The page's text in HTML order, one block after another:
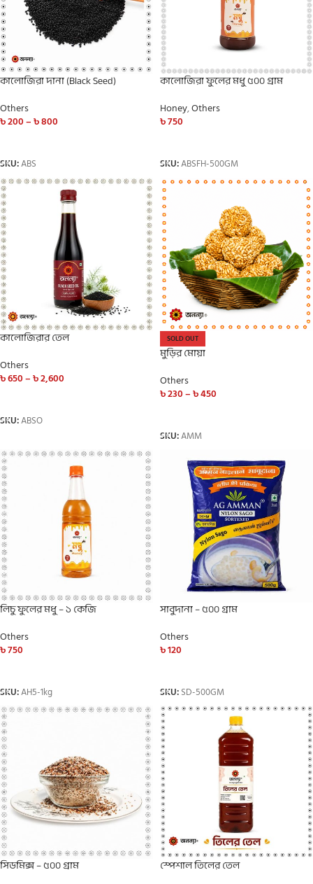
কালোজিরা দানা (Black Seed)
Others
৳200–৳800
SKU:ABS
কালোজিরা ফুলের মধু ৫০০ গ্রাম
Honey,Others
৳750
SKU:ABSFH-500GM
কালোজিরার তেল
Others
৳650–৳2,600
SKU:ABSO
SOLD OUT
মুড়ির মোয়া
Others
৳230–৳450
SKU:AMM
লিচু ফুলের মধু – ১ কেজি
Others
৳750
SKU:AH5-1kg
সাবুদানা – ৫০০ গ্রাম
Others
৳120
SKU: SD-500GM
সিডমিক্স – ৫০০ গ্রাম স্পেশাল তিলের তেল